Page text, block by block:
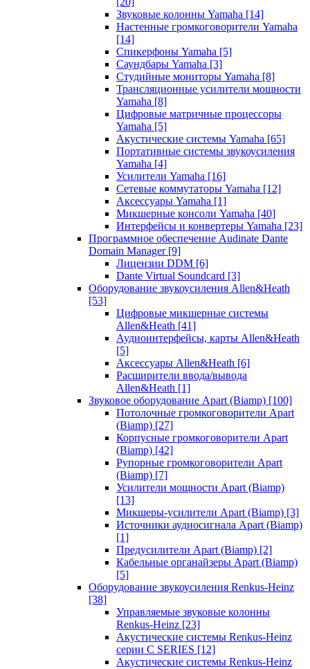
Звуковые колонны Yamaha [14]
Настенные громкоговорители Yamaha
[14]
Спикерфоны Yamaha [5]
Саундбары Yamaha [3]
Студийные мониторы Yamaha [8]
Трансляционные усилители мощности
Yamaha [8]
Цифровые матричные процессоры
Yamaha [5]
Акустические системы Yamaha [65]
Портативные системы звукоусиления
Yamaha [4]
Усилители Yamaha [16]
Сетевые коммутаторы Yamaha [12]
Аксессуары Yamaha [1]
Микшерные консоли Yamaha [40]
Интерфейсы и конвертеры Yamaha [23]
Программное обеспечение Audinate Dante
Domain Manager [9]
Лицензии DDM [6]
Dante Virtual Soundcard [3]
Оборудование звукоусиления Allen&Heath
[53]
Цифровые микшерные системы
Allen&Heath [41]
Аудиоинтерфейсы, карты Allen&Heath
[5]
Аксессуары Allen&Heath [6]
Расширители ввода/вывода
Allen&Heath [1]
Звуковое оборудование Apart (Biamp) [100]
Потолочные громкоговорители Apart
(Biamp) [27]
Корпусные громкоговорители Apart
(Biamp) [42]
Рупорные громкоговорители Apart
(Biamp) [7]
Усилители мощности Apart (Biamp)
[13]
Микшеры-усилители Apart (Biamp) [3]
Источники аудиосигнала Apart (Biamp)
[1]
Предусилители Apart (Biamp) [2]
Кабельные органайзеры Apart (Biamp)
[5]
Оборудование звукоусиления Renkus-Heinz
[38]
Управляемые звуковые колонны
Renkus-Heinz [23]
Акустические системы Renkus-Heinz
серии C SERIES [12]
Акустические системы Renkus-Heinz